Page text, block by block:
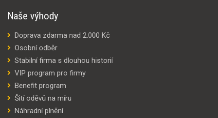
Naše výhody
Doprava zdarma nad 2.000 Kč
Osobní odběr
Stabilní firma s dlouhou historií
VIP program pro firmy
Benefit program
Šití oděvů na míru
Náhradní plnění